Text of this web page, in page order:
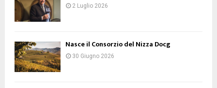
2 Luglio 2026
Nasce il Consorzio del Nizza Docg
30 Giugno 2026